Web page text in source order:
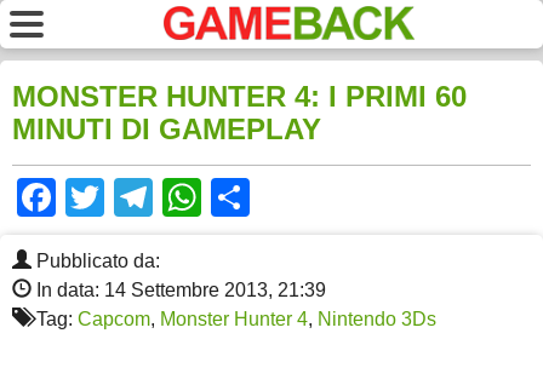
MONSTER HUNTER 4: I PRIMI 60
MINUTI DI GAMEPLAY
Facebook
TwitterTelegram
WhatsApp
Pubblicato da:
In data: 14 Settembre 2013, 21:39
Tag: Capcom, Monster Hunter 4, Nintendo 3Ds